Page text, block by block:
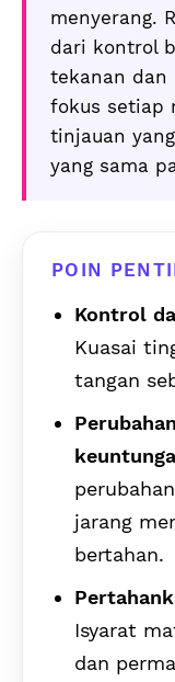
menyerang.
dari kontrol
tekanan dan
fokus setiap
tinjauan
yang sama
POIN
Kontrol
Kuasai
tangan
jarang
bertahan.
Isyarat
dan